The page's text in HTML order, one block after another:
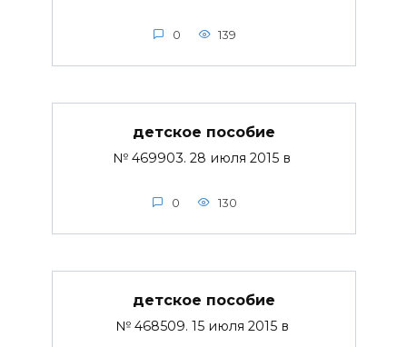
0 139
детское пособие
№ 469903. 28 июля 2015 в
0 130
детское пособие
№ 468509. 15 июля 2015 в